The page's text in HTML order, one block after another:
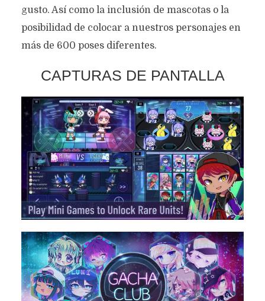
gusto. Así como la inclusión de mascotas o la
posibilidad de colocar a nuestros personajes en
más de 600 poses diferentes.
CAPTURAS DE PANTALLA